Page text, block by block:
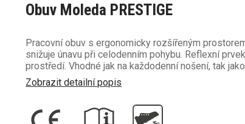
Obuv Moleda PRESTIGE
Pracovní obuv s ergonomicky rozšířeným
snižuje únavu při celodenním pohybu. Reflexní
prostředí. Vhodné jak na každodenní nošení, tak
Zobrazit detailní popis